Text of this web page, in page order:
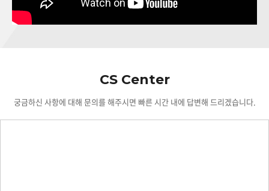
CS Center
궁금하신 사항에 대해 문의를 해주시면 빠른 시간 내에 답변해 드리겠습니다.